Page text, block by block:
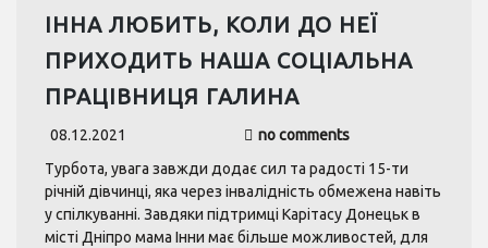
ІННА ЛЮБИТЬ, КОЛИ ДО НЕЇ
ПРИХОДИТЬ НАША СОЦІАЛЬНА
ПРАЦІВНИЦЯ ГАЛИНА
08.12.2021
no comments
Турбота, увага завжди додає сил та радості 15-ти
річній дівчинці, яка через інвалідність обмежена навіть
у спілкуванні. Завдяки підтримці Карітасу Донецьк в
місті Дніпро мама Інни має більше можливостей, для